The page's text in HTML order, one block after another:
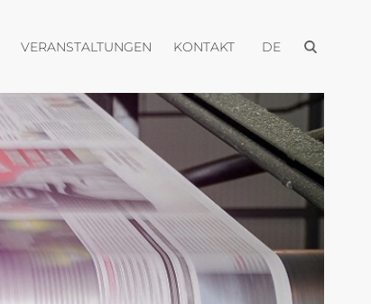
Menü öffnen
VERANSTALTUNGEN Menü öffnen
KONTAKTMenü öffnen
DE Menü öffnen